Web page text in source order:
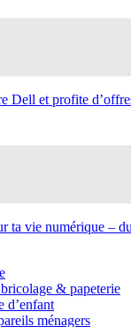
Dell et profite
ta vie numérique –
& papeterie
d’enfant
ménagers